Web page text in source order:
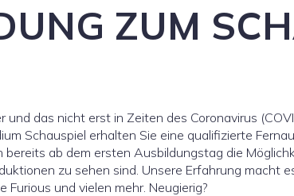
ZUM
und das nicht erst in Zeiten des Coronavirus
Schauspiel erhalten Sie eine qualifizierte
ab dem ersten Ausbildungstag die
zu sehen sind. Unsere Erfahrung
und vielen mehr. Neugierig?